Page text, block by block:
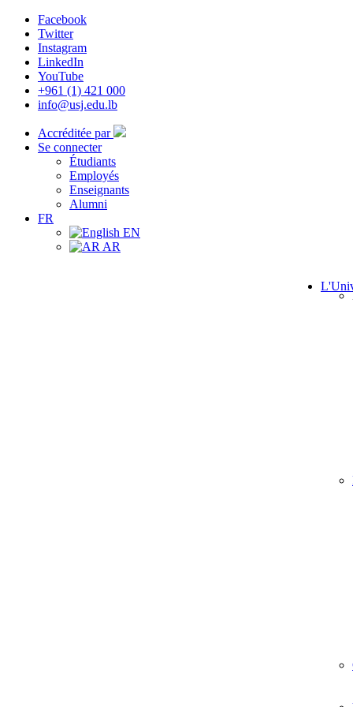
Facebook
Twitter
Instagram
LinkedIn
YouTube
+961 (1) 421 000
info@usj.edu.lb
Accréditée par
Se connecter
Étudiants
Employés
Enseignants
Alumni
FR
EN
AR